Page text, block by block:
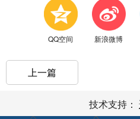
QQ空间 新浪微博
上一篇
技术支持：